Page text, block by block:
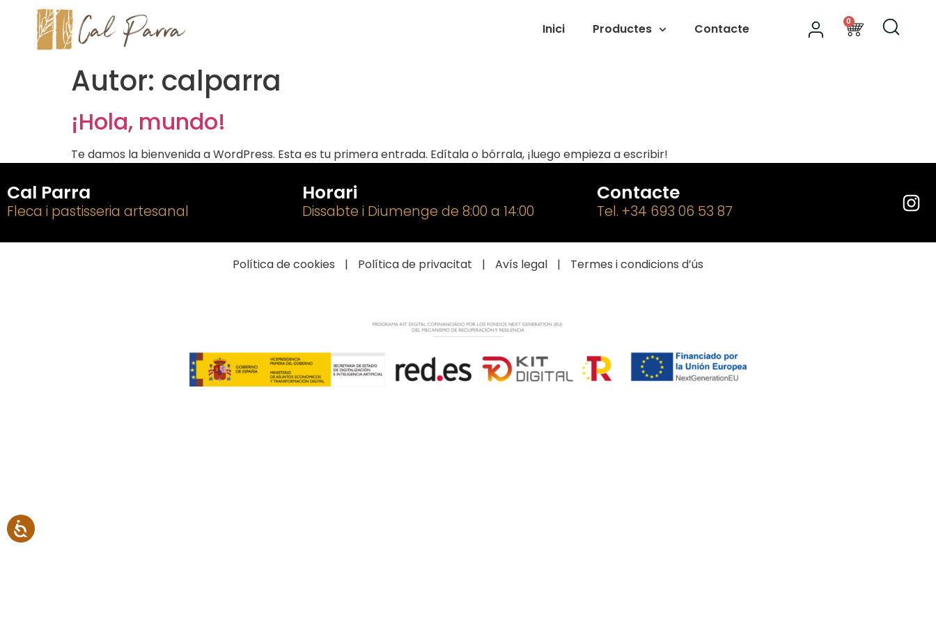
Inici Productes Contacte 0
Autor: calparra
¡Hola, mundo!
Te damos la bienvenida a WordPress. Esta es tu primera entrada. Edítala o bórrala, ¡luego empieza a escribir!
Cal Parra
Fleca i pastisseria artesanal
Horari
Dissabte i Diumenge de 8:00 a 14:00
Contacte
Tel. +34 693 06 53 87
Política de cookies | Política de privacitat | Avís legal | Termes i condicions d’ús